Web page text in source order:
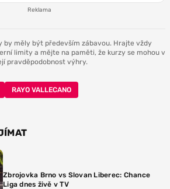
Reklama
by měly být především zábavou. Hrajte vždy
limity a mějte na paměti, že kurzy se mohou v
pravděpodobnost výhry.
RAYO VALLECANO
Zbrojovka Brno vs Slovan Liberec: Chance
Liga dnes živě v TV